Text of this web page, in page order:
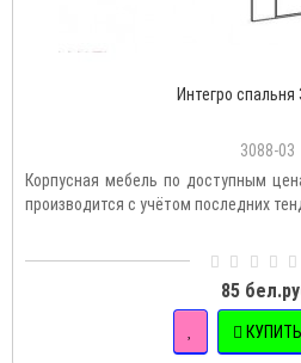
Интегро спальня
3088-03
Корпусная мебель по доступным
производится с учётом последних
85
КУПИТЬ